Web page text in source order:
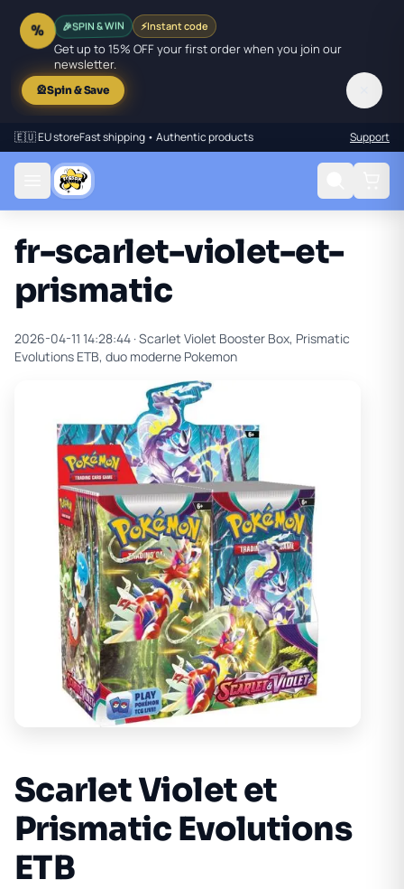
% 🎉SPIN & WIN ⚡Instant code
Get up to 15% OFF your first order when you join our
newsletter.
🎡Spin & Save
🇪🇺 EU storeFast shipping • Authentic products Support
fr-scarlet-violet-et-
prismatic
2026-04-11 14:28:44 ·Scarlet Violet Booster Box, Prismatic
Evolutions ETB, duo moderne Pokemon
Scarlet Violet et
Prismatic Evolutions
ETB